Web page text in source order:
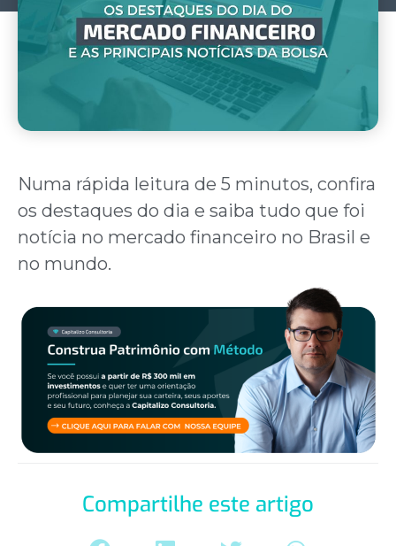
Numa rápida leitura de 5 minutos, confira
os destaques do dia e saiba tudo que foi
notícia no mercado financeiro no Brasil e
no mundo.
Compartilhe este artigo